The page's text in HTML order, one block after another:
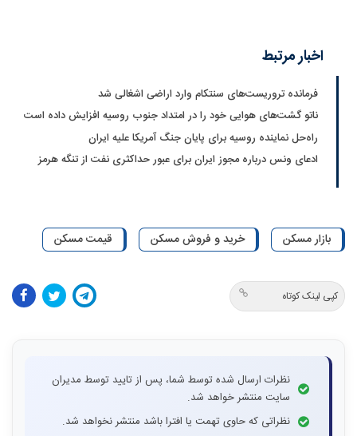
اخبار مرتبط
فرمانده تروریست‌های سنتکام وارد اراضی اشغالی شد
ناتو گشت‌های هوایی خود را در امتداد جنوب روسیه افزایش داده است
راه‌حل نماینده روسیه برای پایان جنگ آمریکا علیه ایران
ادعای ونس درباره مجوز ایران برای عبور حداکثری نفت از تنگه هرمز
بازار مسکن خرید و فروش مسکن قیمت مسکن
کپی لینک کوتاه
نظرات ارسال شده توسط شما، پس از تایید توسط مدیران
سایت منتشر خواهد شد.
نظراتی که حاوی تهمت یا افترا باشد منتشر نخواهد شد.